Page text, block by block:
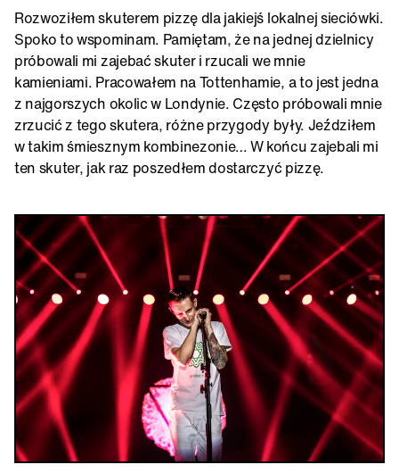
Rozwoziłem skuterem pizzę dla jakiejś lokalnej sieciówki.
Spoko to wspominam. Pamiętam, że na jednej dzielnicy
próbowali mi zajebać skuter i rzucali we mnie
kamieniami. Pracowałem na Tottenhamie, a to jest jedna
z najgorszych okolic w Londynie. Często próbowali mnie
zrzucić z tego skutera, różne przygody były. Jeździłem
w takim śmiesznym kombinezonie… W końcu zajebali mi
ten skuter, jak raz poszedłem dostarczyć pizzę.